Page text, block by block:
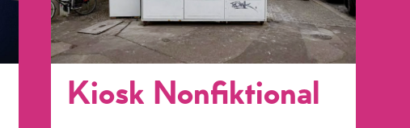
Kiosk Nonfiktional